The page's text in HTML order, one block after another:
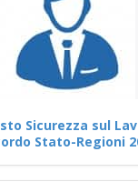
Sicurezza sul
Stato-Regioni